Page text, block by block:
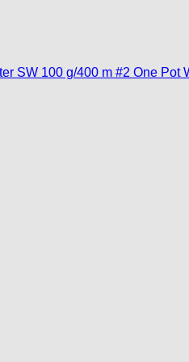
SW 100 g/400 m #2 One Pot